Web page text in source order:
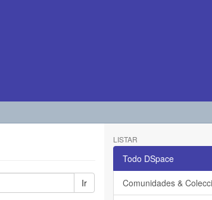
Ir
LISTAR
Todo DSpace
Comunidades &